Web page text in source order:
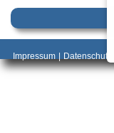
Impressum | Datenschutz